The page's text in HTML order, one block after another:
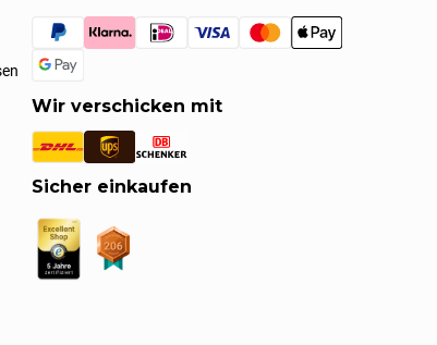
Wir verschicken mit
Sicher einkaufen